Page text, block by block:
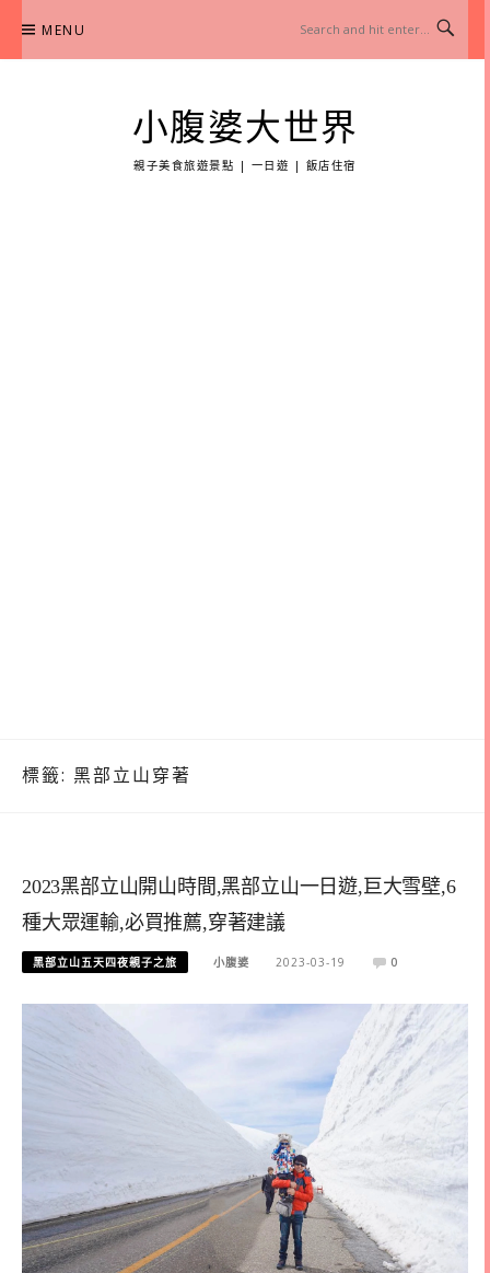
content
MENU
小腹婆大世界
親子美食旅遊景點 | 一日遊 | 飯店住宿
標籤: 黑部立山穿著
2023黑部立山開山時間,黑部立山一日遊,巨大雪壁,6
種大眾運輸,必買推薦,穿著建議
黑部立山五天四夜親子之旅 小腹婆 2023-03-19 0